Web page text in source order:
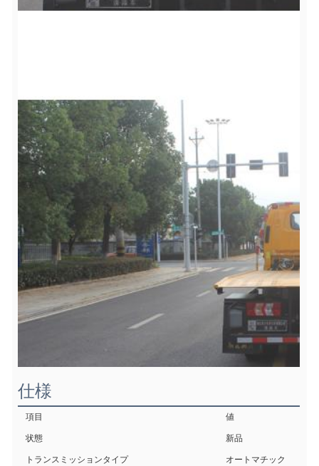
仕様
項目 値
状態 新品
トランスミッションタイプ オートマチック